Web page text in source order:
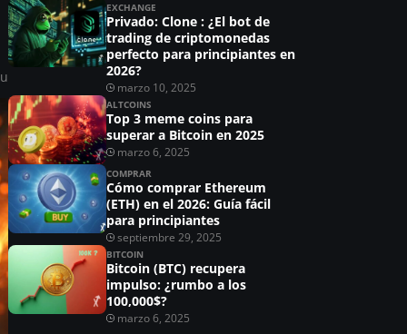
EXCHANGE
Privado: Clone : ¿El bot de
trading de criptomonedas
perfecto para principiantes en
2026?
marzo 10, 2025
ALTCOINS
Top 3 meme coins para
superar a Bitcoin en 2025
marzo 6, 2025
COMPRAR
Cómo comprar Ethereum
(ETH) en el 2026: Guía fácil
para principiantes
septiembre 29, 2025
BITCOIN
Bitcoin (BTC) recupera
impulso: ¿rumbo a los
100,000$?
marzo 6, 2025